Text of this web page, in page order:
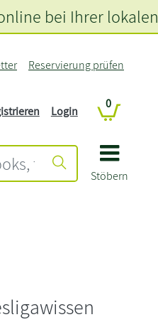
Stöbern
Reservierung prüfen
Login
0
bei Ihrer lokalen